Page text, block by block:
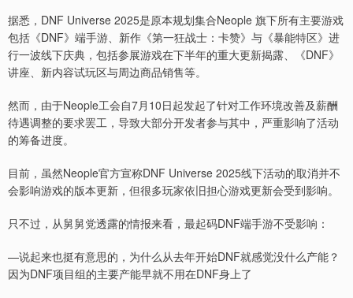
据悉，DNF Universe 2025是原本规划集合Neople 旗下所有主要游戏
包括《DNF》端手游、新作《第一狂战士：卡赞》与《暴能特区》进
行一波线下庆典，包括参展游戏在下半年的重大更新揭露、《DNF》
讲座、新内容试玩区与周边商品销售等。
然而，由于Neople工会自7月10日起发起了针对工作环境改善及薪酬
待遇调整的要求罢工，导致大部分开发者参与其中，严重影响了活动
的筹备进度。
目前，虽然Neople官方宣称DNF Universe 2025线下活动的取消并不
会影响游戏的版本更新，但很多玩家依旧担心游戏更新会受到影响。
只不过，从舅舅党透露的情报来看，最起码DNF端手游不受影响：
—说起来也挺有意思的，为什么从去年开始DNF就感觉没什么产能？
因为DNF项目组的主要产能早就不用在DNF身上了